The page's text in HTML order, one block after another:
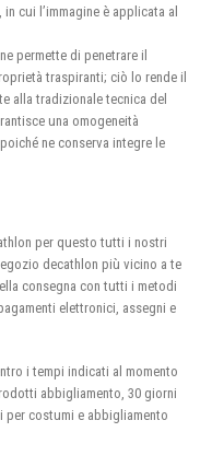
cui l’immagine è applicata al
permette di penetrare il
traspiranti; ciò lo rende il
alla tradizionale tecnica del
una omogeneità
ne conserva integre le
per questo tutti i nostri
decathlon più vicino a te
consegna con tutti i metodi
elettronici, assegni e
i tempi indicati al momento
abbigliamento, 30 giorni
costumi e abbigliamento